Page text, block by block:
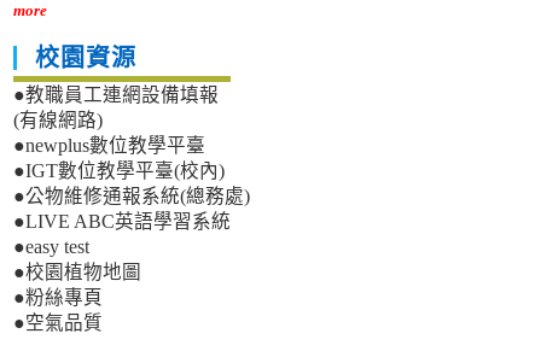
more
校園資源
●教職員工連網設備填報
(有線網路)
●newplus數位教學平臺
●IGT數位教學平臺(校內)
●公物維修通報系統(總務處)
●LIVE ABC英語學習系統
●easy test
●校園植物地圖
●粉絲專頁
●空氣品質